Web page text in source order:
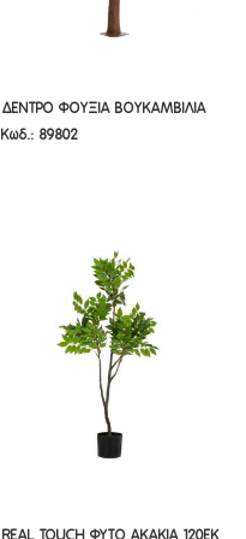
ΔΕΝΤΡΟ ΦΟΥΞΙΑ ΒΟΥΚΑΜΒΙΛΙΑ
320ΕΚ
ΔΕΝΤΡΟ ΦΟΥΞΙΑ ΒΟΥΚΑΜΒΙΛΙΑ
320ΕΚ
Κωδ.: 89802
REAL TOUCH ΦΥΤΟ ΑΚΑΚΙΑ 120ΕΚ
REAL TOUCH ΦΥΤΟ ΑΚΑΚΙΑ 120ΕΚ